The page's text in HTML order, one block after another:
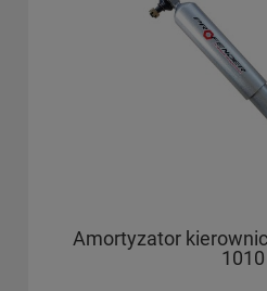
Amortyzator
1010